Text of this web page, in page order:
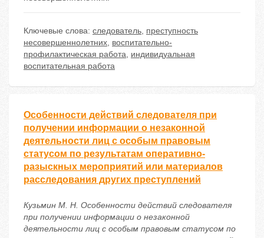
Ключевые слова: следователь, преступность
несовершеннолетних, воспитательно-
профилактическая работа, индивидуальная
воспитательная работа
Особенности действий следователя при
получении информации о незаконной
деятельности лиц с особым правовым
статусом по результатам оперативно-
разыскных мероприятий или материалов
расследования других преступлений
Кузьмин М. Н. Особенности действий следователя
при получении информации о незаконной
деятельности лиц с особым правовым статусом по